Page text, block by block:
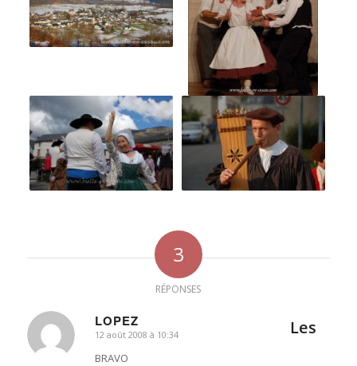
3
RÉPONSES
LOPEZ
dit
:
12 août 2008 à 10:34
BRAVO
Les